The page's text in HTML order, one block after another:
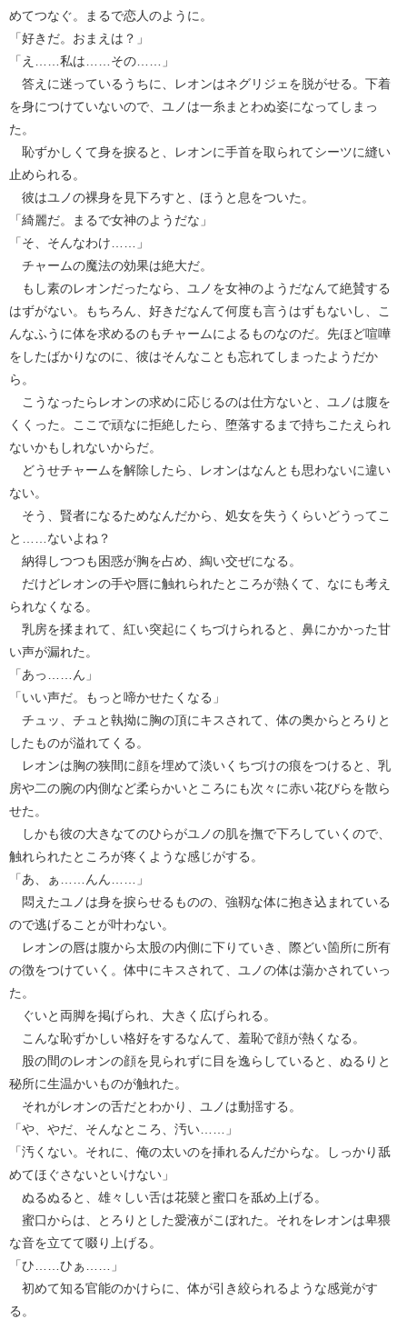
めてつなぐ。まるで恋人のように。
「好きだ。おまえは？」
「え……私は……その……」
答えに迷っているうちに、レオンはネグリジェを脱がせる。下着
を身につけていないので、ユノは一糸まとわぬ姿になってしまっ
た。
恥ずかしくて身を捩ると、レオンに手首を取られてシーツに縫い
止められる。
彼はユノの裸身を見下ろすと、ほうと息をついた。
「綺麗だ。まるで女神のようだな」
「そ、そんなわけ……」
チャームの魔法の効果は絶大だ。
もし素のレオンだったなら、ユノを女神のようだなんて絶賛する
はずがない。もちろん、好きだなんて何度も言うはずもないし、こ
んなふうに体を求めるのもチャームによるものなのだ。先ほど喧嘩
をしたばかりなのに、彼はそんなことも忘れてしまったようだか
ら。
こうなったらレオンの求めに応じるのは仕方ないと、ユノは腹を
くくった。ここで頑なに拒絶したら、堕落するまで持ちこたえられ
ないかもしれないからだ。
どうせチャームを解除したら、レオンはなんとも思わないに違い
ない。
そう、賢者になるためなんだから、処女を失うくらいどうってこ
と……ないよね？
納得しつつも困惑が胸を占め、綯い交ぜになる。
だけどレオンの手や唇に触れられたところが熱くて、なにも考え
られなくなる。
乳房を揉まれて、紅い突起にくちづけられると、鼻にかかった甘
い声が漏れた。
「あっ……ん」
「いい声だ。もっと啼かせたくなる」
チュッ、チュと執拗に胸の頂にキスされて、体の奥からとろりと
したものが溢れてくる。
レオンは胸の狭間に顔を埋めて淡いくちづけの痕をつけると、乳
房や二の腕の内側など柔らかいところにも次々に赤い花びらを散ら
せた。
しかも彼の大きなてのひらがユノの肌を撫で下ろしていくので、
触れられたところが疼くような感じがする。
「あ、ぁ……んん……」
悶えたユノは身を捩らせるものの、強靱な体に抱き込まれている
ので逃げることが叶わない。
レオンの唇は腹から太股の内側に下りていき、際どい箇所に所有
の徴をつけていく。体中にキスされて、ユノの体は蕩かされていっ
た。
ぐいと両脚を掲げられ、大きく広げられる。
こんな恥ずかしい格好をするなんて、羞恥で顔が熱くなる。
股の間のレオンの顔を見られずに目を逸らしていると、ぬるりと
秘所に生温かいものが触れた。
それがレオンの舌だとわかり、ユノは動揺する。
「や、やだ、そんなところ、汚い……」
「汚くない。それに、俺の太いのを挿れるんだからな。しっかり舐
めてほぐさないといけない」
ぬるぬると、雄々しい舌は花襞と蜜口を舐め上げる。
蜜口からは、とろりとした愛液がこぼれた。それをレオンは卑猥
な音を立てて啜り上げる。
「ひ……ひぁ……」
初めて知る官能のかけらに、体が引き絞られるような感覚がす
る。